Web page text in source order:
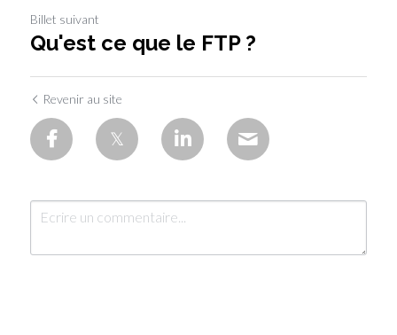
Billet suivant
Qu'est ce que le FTP ?
Revenir au site